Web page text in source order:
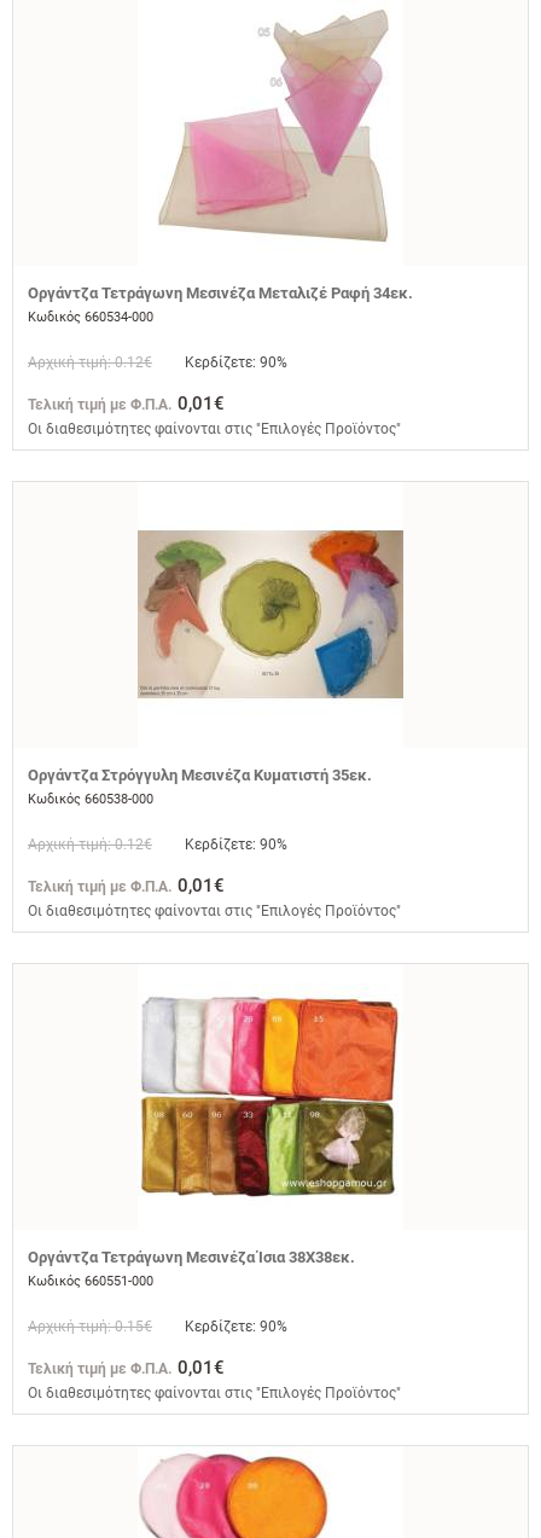
Οργάντζα Τετράγωνη Μεσινέζα Μεταλιζέ Ραφή 34εκ.
Κωδικός 660534-000
Αρχική τιμή: 0.12€ Κερδίζετε: 90%
Τελική τιμή με Φ.Π.Α. 0,01€
Οι διαθεσιμότητες φαίνονται στις "Επιλογές Προϊόντος"
Οργάντζα Στρόγγυλη Μεσινέζα Κυματιστή 35εκ.
Κωδικός 660538-000
Αρχική τιμή: 0.12€ Κερδίζετε: 90%
Τελική τιμή με Φ.Π.Α. 0,01€
Οι διαθεσιμότητες φαίνονται στις "Επιλογές Προϊόντος"
Οργάντζα Τετράγωνη Μεσινέζα Ίσια 38Χ38εκ.
Κωδικός 660551-000
Αρχική τιμή: 0.15€ Κερδίζετε: 90%
Τελική τιμή με Φ.Π.Α. 0,01€
Οι διαθεσιμότητες φαίνονται στις "Επιλογές Προϊόντος"